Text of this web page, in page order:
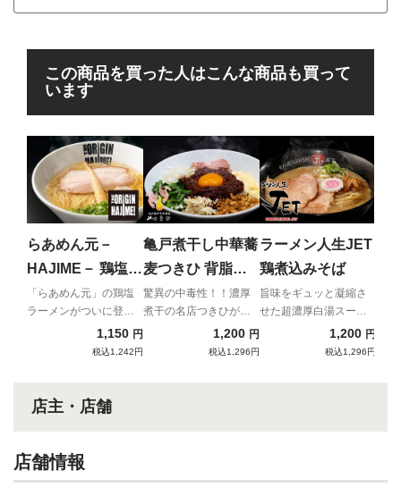
この商品を買った人はこんな商品も買って
います
らあめん元－
HAJIME－ 鶏塩ら
あめん
「らあめん元」の鶏塩
ラーメンがついに登
1,150 円
税込1,242円
亀戸煮干し中華蕎
麦つきひ 背脂辣
油の油そば
驚異の中毒性！！濃厚
煮干の名店つきひが放
つ、究極のジャンク背
脂まぜそば！とにか
い！
1,200 円
税込1,296円
ラーメン人生JET
鶏煮込みそば
旨味をギュッと凝縮さ
せた超濃厚白湯スープ
で有名な関西の雄
1,200 円
税込1,296円
店主・店舗
店舗情報